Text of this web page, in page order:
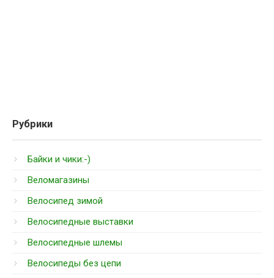
Рубрики
Байки и чики:-)
Веломагазины
Велосипед зимой
Велосипедные выставки
Велосипедные шлемы
Велосипеды без цепи